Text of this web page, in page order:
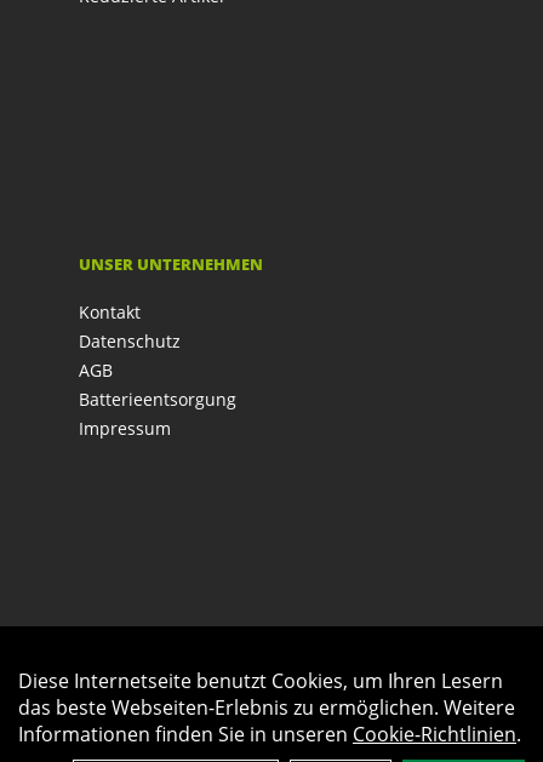
UNSER UNTERNEHMEN
Kontakt
Datenschutz
AGB
Batterieentsorgung
Impressum
Diese Internetseite benutzt Cookies, um Ihren Lesern
das beste Webseiten-Erlebnis zu ermöglichen. Weitere
Informationen finden Sie in unseren Cookie-Richtlinien.
Auftrag widerrufen